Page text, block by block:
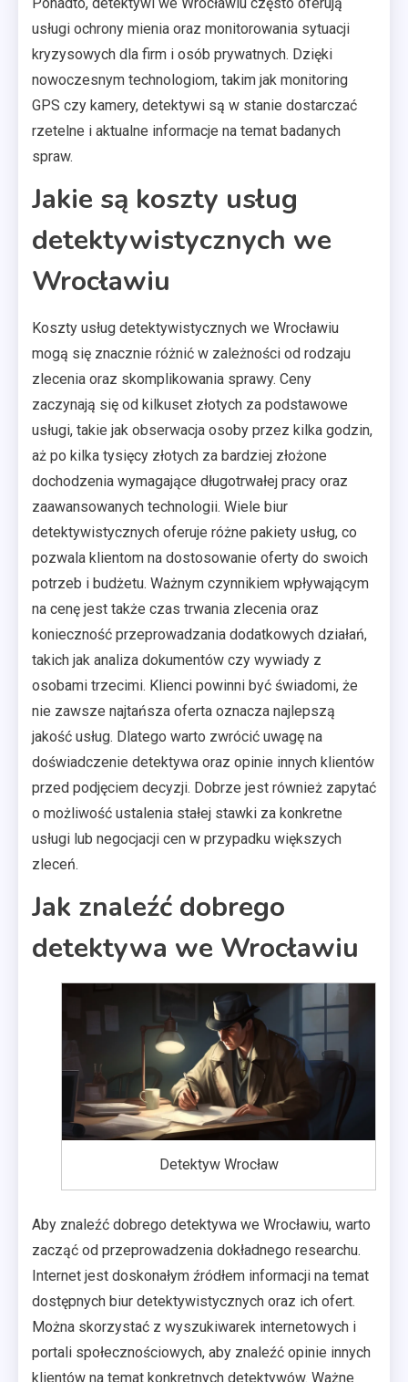
usługi ochrony mienia oraz monitorowania sytuacji
kryzysowych dla firm i osób prywatnych. Dzięki
nowoczesnym technologiom, takim jak monitoring
GPS czy kamery, detektywi są w stanie dostarczać
rzetelne i aktualne informacje na temat badanych
spraw.
Jakie są koszty usług
detektywistycznych we
Wrocławiu
Koszty usług detektywistycznych we Wrocławiu
mogą się znacznie różnić w zależności od rodzaju
zlecenia oraz skomplikowania sprawy. Ceny
zaczynają się od kilkuset złotych za podstawowe
usługi, takie jak obserwacja osoby przez kilka godzin,
aż po kilka tysięcy złotych za bardziej złożone
dochodzenia wymagające długotrwałej pracy oraz
zaawansowanych technologii. Wiele biur
detektywistycznych oferuje różne pakiety usług, co
pozwala klientom na dostosowanie oferty do swoich
potrzeb i budżetu. Ważnym czynnikiem wpływającym
na cenę jest także czas trwania zlecenia oraz
konieczność przeprowadzania dodatkowych działań,
takich jak analiza dokumentów czy wywiady z
osobami trzecimi. Klienci powinni być świadomi, że
nie zawsze najtańsza oferta oznacza najlepszą
jakość usług. Dlatego warto zwrócić uwagę na
doświadczenie detektywa oraz opinie innych klientów
przed podjęciem decyzji. Dobrze jest również zapytać
o możliwość ustalenia stałej stawki za konkretne
usługi lub negocjacji cen w przypadku większych
zleceń.
Jak znaleźć dobrego
detektywa we Wrocławiu
Detektyw Wrocław
Aby znaleźć dobrego detektywa we Wrocławiu, warto
zacząć od przeprowadzenia dokładnego researchu.
Internet jest doskonałym źródłem informacji na temat
dostępnych biur detektywistycznych oraz ich ofert.
Można skorzystać z wyszukiwarek internetowych i
portali społecznościowych, aby znaleźć opinie innych
klientów na temat konkretnych detektywów. Ważne